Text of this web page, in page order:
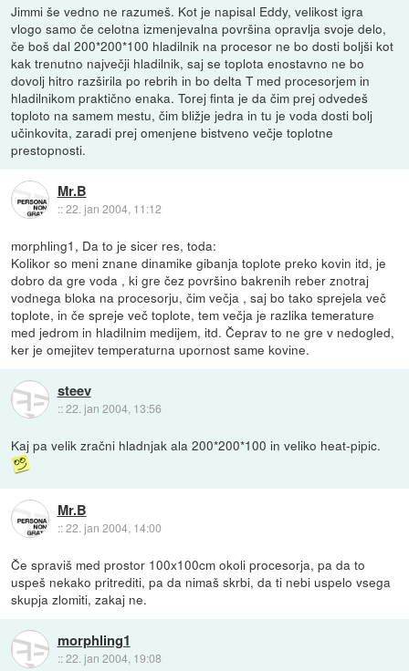
Jimmi še vedno ne razumeš. Kot je napisal Eddy, velikost igra
vlogo samo če celotna izmenjevalna površina opravlja svoje delo,
če boš dal 200*200*100 hladilnik na procesor ne bo dosti boljši kot
kak trenutno največji hladilnik, saj se toplota enostavno ne bo
dovolj hitro razširila po rebrih in bo delta T med procesorjem in
hladilnikom praktično enaka. Torej finta je da čim prej odvedeš
toploto na samem mestu, čim bližje jedra in tu je voda dosti bolj
učinkovita, zaradi prej omenjene bistveno večje toplotne
prestopnosti.
Mr.B
::22. jan 2004, 11:12
morphling1, Da to je sicer res, toda:
Kolikor so meni znane dinamike gibanja toplote preko kovin itd, je
dobro da gre voda , ki gre čez površino bakrenih reber znotraj
vodnega bloka na procesorju, čim večja , saj bo tako sprejela več
toplote, in če spreje več toplote, tem večja je razlika temerature
med jedrom in hladilnim medijem, itd. Čeprav to ne gre v nedogled,
ker je omejitev temperaturna upornost same kovine.
steev
::22. jan 2004, 13:56
Kaj pa velik zračni hladnjak ala 200*200*100 in veliko heat-pipic.
Mr.B
::22. jan 2004, 14:00
Če spraviš med prostor 100x100cm okoli procesorja, pa da to
uspeš nekako pritrediti, pa da nimaš skrbi, da ti nebi uspelo vsega
skupja zlomiti, zakaj ne.
morphling1
::22. jan 2004, 19:08